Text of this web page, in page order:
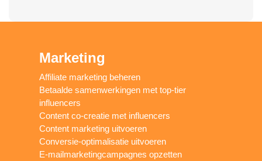
Marketing
Affiliate marketing beheren
Betaalde samenwerkingen met top-tier
influencers
Content co-creatie met influencers
Content marketing uitvoeren
Conversie-optimalisatie uitvoeren
E-mailmarketingcampagnes opzetten